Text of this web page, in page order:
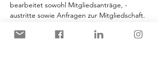
bearbeitet sowohl Mitgliedsanträge, -
austritte sowie Anfragen zur Mitgliedschaft.
Newsletter